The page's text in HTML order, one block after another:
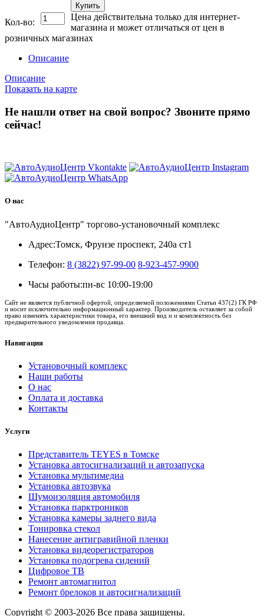
Кол-во:
Купить
Цена действительна только для интернет-
магазина и может отличаться от цен в
розничных магазинах
Описание
Описание
Показать на карте
Не нашли ответ на свой вопрос? Звоните прямо
сейчас!
О нас
"АвтоАудиоЦентр" торгово-установочный комплекс
Адрес:Томск, Фрунзе проспект, 240а ст1
Телефон: 8 (3822) 97-99-00 8-923-457-9900
Часы работы:пн-вс 10:00-19:00
Сайт не является публичной офертой, определяемой положениями Статьи 437(2) ГК РФ
и носит исключительно информационный характер. Производитель оставляет за собой
право изменять характеристики товара, его внешний вид и и комплектность без
предварительного уведомления продавца.
Навигация
Установочный комплекс
Наши работы
О нас
Оплата и доставка
Контакты
Услуги
Представитель TEYES в Томске
Установка автосигнализаций и автозапуска
Установка мультимедиа
Установка автозвука
Шумоизоляция автомобиля
Установка парктроников
Установка камеры заднего вида
Тонировка стекол
Нанесение антигравийной пленки
Установка видеорегистраторов
Установка подогрева сидений
Цифровое ТВ
Ремонт автомагнитол
Ремонт брелоков и автосигнализаций
Copyright © 2003-2026 Все права защищены.